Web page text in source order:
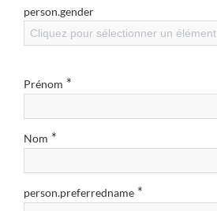
person.gender
Cliquez pour sélectionner un élément
Prénom *
Nom *
person.preferredname *